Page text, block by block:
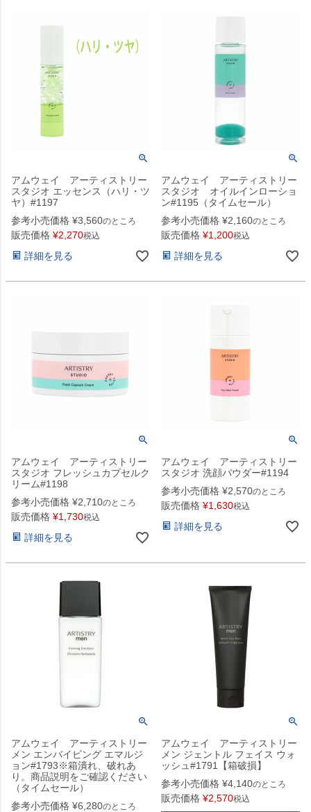
アムウェイ アーティストリー
スタジオ エッセンス（ハリ・ツ
ヤ）#1197
参考小売価格 ¥3,560のところ
販売価格 ¥2,270税込
詳細を見る
アムウェイ アーティストリー
スタジオ オイルインローショ
ン#1195（タイムセール）
参考小売価格 ¥2,160のところ
販売価格 ¥1,200税込
詳細を見る
アムウェイ アーティストリー
スタジオ フレッシュカプセルク
リーム#1198
参考小売価格 ¥2,710のところ
販売価格 ¥1,730税込
詳細を見る
アムウェイ アーティストリー
スタジオ 洗顔パウダー#1194
参考小売価格 ¥2,570のところ
販売価格 ¥1,630税込
詳細を見る
アムウェイ アーティストリー
メン エンバイビング エマルジ
ョン#1793※箱潰れ、破れあ
り。商品説明をご確認ください
（タイムセール）
参考小売価格 ¥6,280のところ
アムウェイ アーティストリー
メン ジェントル フェイス ウォ
ッシュ#1791【箱破損】
参考小売価格 ¥4,140のところ
販売価格 ¥2,570税込